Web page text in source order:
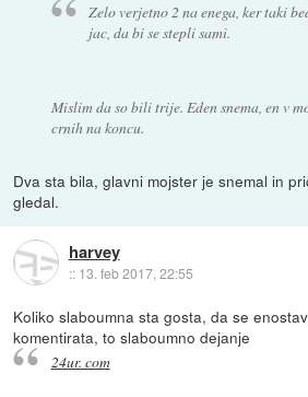
Zelo verjetno 2 na enega, ker taki
jac, da bi se stepli sami.
Mislim da so bili trije. Eden snema, en v
crnih na koncu.
Dva sta bila, glavni mojster je snemal in
gledal.
harvey
:: 13. feb 2017, 22:55
Koliko slaboumna sta gosta, da se
komentirata, to slaboumno dejanje
24ur. com